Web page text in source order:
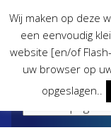
content
Wij maken op deze
een eenvoudig
website [en/of
uw browser op
opgeslagen..